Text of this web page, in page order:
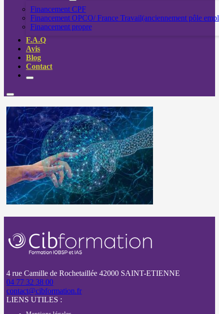
Financement CPF
Financement OPCO/ France Travail(anciennement pôle
Financement propre
F.A.Q
Avis
Blog
Contact
4 rue Camille de Rochetaillée 42000 SAINT-ETIENNE
04 77 32 38 00
contact@cibformation.fr
LIENS UTILES :